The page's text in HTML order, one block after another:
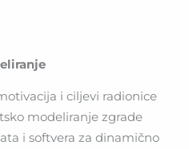
i ciljevi radionice
modeliranje zgrade
i softvera za dinamično